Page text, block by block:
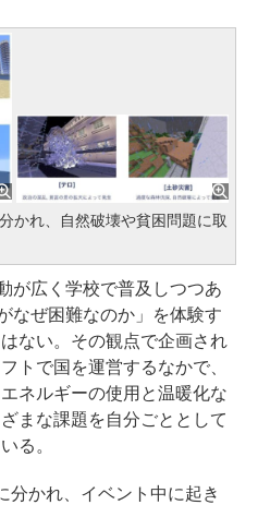
かれ、自然破壊や貧困問題に取
が広く学校で普及しつつあ
なぜ困難なのか」を体験す
ない。その観点で企画され
トで国を運営するなかで、
ネルギーの使用と温暖化な
まな課題を自分ごととして
る。
分かれ、イベント中に起き